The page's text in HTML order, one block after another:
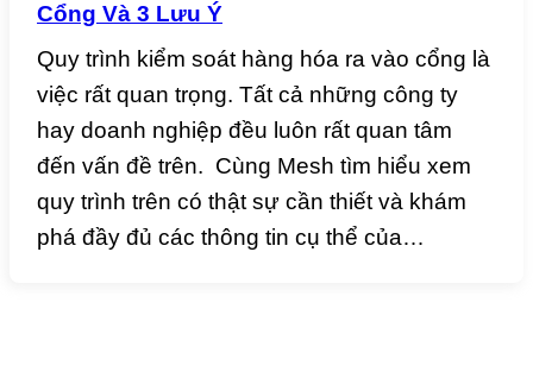
Cổng Và 3 Lưu Ý
Quy trình kiểm soát hàng hóa ra vào cổng là
việc rất quan trọng. Tất cả những công ty
hay doanh nghiệp đều luôn rất quan tâm
đến vấn đề trên. Cùng Mesh tìm hiểu xem
quy trình trên có thật sự cần thiết và khám
phá đầy đủ các thông tin cụ thể của…